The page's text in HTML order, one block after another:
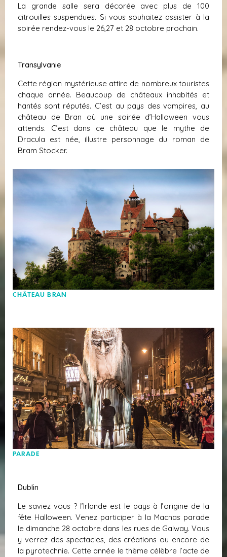
La grande salle sera décorée avec plus de 100
citrouilles suspendues. Si vous souhaitez assister à la
soirée rendez-vous le 26,27 et 28 octobre prochain.
Transylvanie
Cette région mystérieuse attire de nombreux touristes
chaque année. Beaucoup de châteaux inhabités et
hantés sont réputés. C’est au pays des vampires, au
château de Bran où une soirée d’Halloween vous
attends. C’est dans ce château que le mythe de
Dracula est née, illustre personnage du roman de
Bram Stocker.
CHÂTEAU BRAN
PARADE
Dublin
Le saviez vous ? l’Irlande est le pays à l’origine de la
fête Halloween. Venez participer à la Macnas parade
le dimanche 28 octobre dans les rues de Galway. Vous
y verrez des spectacles, des créations ou encore de
la pyrotechnie. Cette année le thème célèbre l’acte de